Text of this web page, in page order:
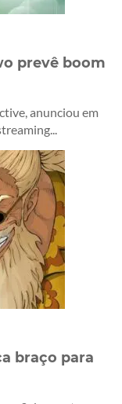
prevê boom
anunciou em
braço para